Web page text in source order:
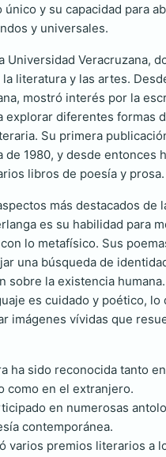
único y su capacidad para
y universales.
Universidad Veracruzana,
literatura y las artes.
mostró interés por la
explorar diferentes formas
Su primera
de 1980, y desde entonces
libros de poesía y prosa.
más destacados de
es su habilidad para
lo metafísico. Sus
una búsqueda de
sobre la existencia humana.
es cuidado y poético, lo
imágenes vívidas que
ha sido reconocida tanto en
como en el extranjero.
en numerosas
contemporánea.
varios premios literarios a